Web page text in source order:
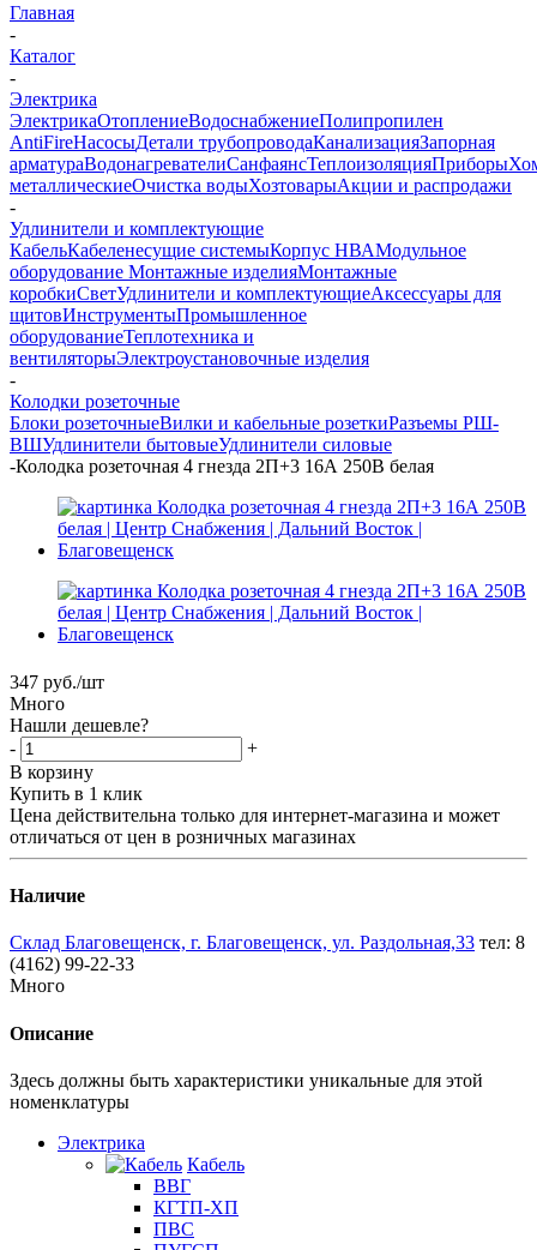
Главная
-
Каталог
-
Электрика
ЭлектрикаОтоплениеВодоснабжениеПолипропилен
AntiFireНасосыДетали трубопроводаКанализацияЗапорная
арматураВодонагревателиСанфаянсТеплоизоляцияПриборы
металлическиеОчистка водыХозтоварыАкции и распродажи
-
Удлинители и комплектующие
КабельКабеленесущие системыКорпус НВАМодульное
оборудование Монтажные изделияМонтажные
коробкиСветУдлинители и комплектующиеАксессуары для
щитовИнструментыПромышленное
оборудованиеТеплотехника и
вентиляторыЭлектроустановочные изделия
-
Колодки розеточные
Блоки розеточныеВилки и кабельные розеткиРазъемы РШ-
ВШУдлинители бытовыеУдлинители силовые
-Колодка розеточная 4 гнезда 2П+3 16А 250В белая
347 руб./шт
Много
Нашли дешевле?
-
+
В корзину
Купить в 1 клик
Цена действительна только для интернет-магазина и может
отличаться от цен в розничных магазинах
Наличие
Склад Благовещенск, г. Благовещенск, ул. Раздольная,33 тел: 8
(4162) 99-22-33
Много
Описание
Здесь должны быть характеристики уникальные для этой
номенклатуры
Электрика
Кабель
ВВГ
КГТП-ХП
ПВС